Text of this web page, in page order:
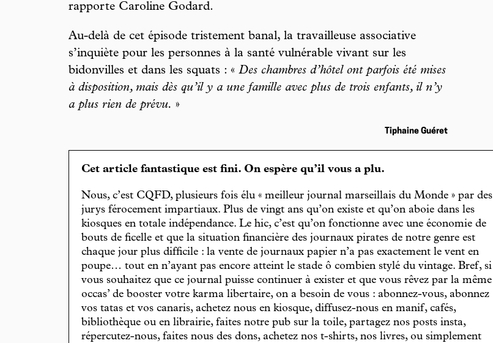
rapporte Caroline Godard.
Au-delà de cet épisode tristement banal, la travailleuse associative
s’inquiète pour les personnes à la santé vulnérable vivant sur les
bidonvilles et dans les squats : « Des chambres d’hôtel ont parfois été mises
à disposition, mais dès qu’il y a une famille avec plus de trois enfants, il n’y
a plus rien de prévu. »
Tiphaine Guéret
Cet article fantastique est fini. On espère qu’il vous a plu.
Nous, c’est CQFD, plusieurs fois élu « meilleur journal marseillais du Monde » par des
jurys férocement impartiaux. Plus de vingt ans qu’on existe et qu’on aboie dans les
kiosques en totale indépendance. Le hic, c’est qu’on fonctionne avec une économie de
bouts de ficelle et que la situation financière des journaux pirates de notre genre est
chaque jour plus difficile : la vente de journaux papier n’a pas exactement le vent en
poupe… tout en n’ayant pas encore atteint le stade ô combien stylé du vintage. Bref, si
vous souhaitez que ce journal puisse continuer à exister et que vous rêvez par la même
occas’ de booster votre karma libertaire, on a besoin de vous : abonnez-vous, abonnez
vos tatas et vos canaris, achetez nous en kiosque, diffusez-nous en manif, cafés,
bibliothèque ou en librairie, faites notre pub sur la toile, partagez nos posts insta,
répercutez-nous, faites nous des dons, achetez nos t-shirts, nos livres, ou simplement